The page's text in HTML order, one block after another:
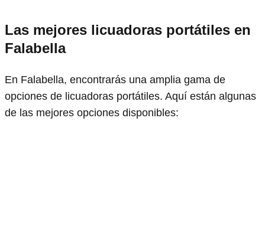
Las mejores licuadoras portátiles en
Falabella
En Falabella, encontrarás una amplia gama de
opciones de licuadoras portátiles. Aquí están algunas
de las mejores opciones disponibles: